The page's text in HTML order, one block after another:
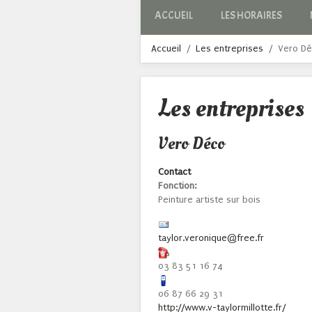
ACCUEIL LES HORAIRES
Accueil Les entreprises Vero
Les entreprises
Vero Déco
Contact
Fonction:
Peinture artiste sur bois
taylor.veronique@free.fr
03 83 51 16 74
06 87 66 29 31
http://www.v-taylormillotte.fr/